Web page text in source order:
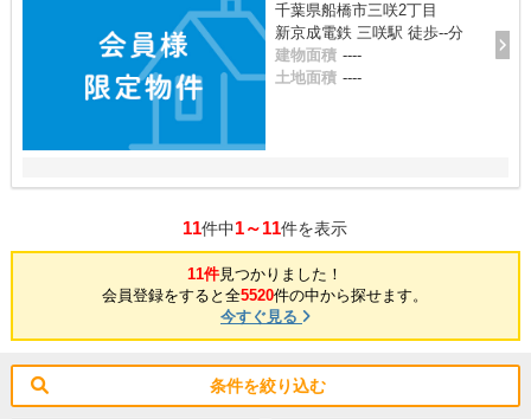
千葉県船橋市三咲2丁目
新京成電鉄 三咲駅 徒歩--分
建物面積 ----
土地面積 ----
11件中1～11件を表示
11件見つかりました！
会員登録をすると全5520件の中から探せます。
今すぐ見る
条件を絞り込む